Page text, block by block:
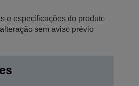
e especificações do produto
sem aviso prévio